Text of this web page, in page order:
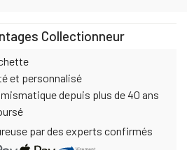
Collectionneur
et personnalisé
depuis plus de 40 ans
par des experts confirmés